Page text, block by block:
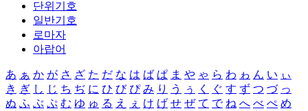
단위기호
일반기호
로마자
아랍어
あ ぁ か が さ ざ た だ な は ば ぱ ま や ゃ ら わ ゎ ん い ぃ
き ぎ し じ ち ぢ に ひ び ぴ み り う ぅ く ぐ す ず つ づ っ
ぬ ふ ぶ ぷ む ゆ ゅ る え ぇ け げ せ ぜ て で ね へ べ ぺ め